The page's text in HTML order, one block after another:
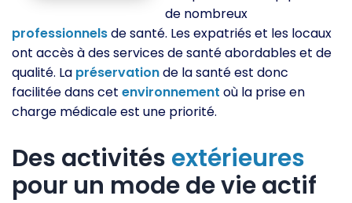
de nombreux
professionnelsde santé. Les expatriés et les locaux
ont accès à des services de santé abordables et de
qualité. La préservationde la santé est donc
facilitée dans cet environnement où la prise en
charge médicale est une priorité.
Des activités extérieures
pour un mode de vie actif